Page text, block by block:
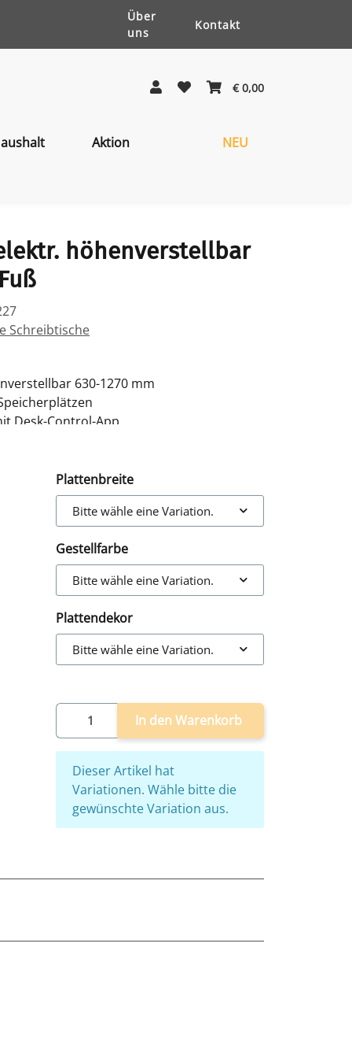
Über
uns
Kontakt
€ 0,00
Aktion NEU
höhenverstellbar
Schreibtische
630-1270 mm
Desk-Control-App
Plattenbreite
Bitte wähle eine Variation.
Gestellfarbe
Bitte wähle eine Variation.
Plattendekor
Bitte wähle eine Variation.
In den Warenkorb
x
Dieser Artikel hat
Variationen. Wähle bitte die
gewünschte Variation aus.